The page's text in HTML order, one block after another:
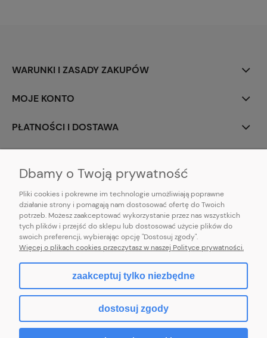
WARUNKI I ZASADY ZAKUPÓW
MOJE KONTO
PŁATNOŚCI I DOSTAWA
E-mail:pl101sukienek@gmail.com
101sukienek.pl
ul. Piotrkowska 317/11, Łódź 93-035, woj. łódzkie
pokaż pełną wersję strony
Sklep internetowy Shoper.pl
Dbamy o Twoją prywatność
Pliki cookies i pokrewne im technologie umożliwiają poprawne
działanie strony i pomagają nam dostosować ofertę do Twoich
potrzeb. Możesz zaakceptować wykorzystanie przez nas wszystkich
tych plików i przejść do sklepu lub dostosować użycie plików do
swoich preferencji, wybierając opcję "Dostosuj zgody".
Więcej o plikach cookies przeczytasz w naszej Polityce prywatności.
zaakceptuj tylko niezbędne
dostosuj zgody